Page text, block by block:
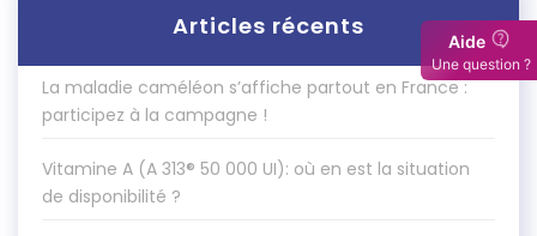
Articles récents
La maladie caméléon s’affiche partout en France :
participez à la campagne !
Vitamine A (A 313® 50 000 UI): où en est la situation
de disponibilité ?